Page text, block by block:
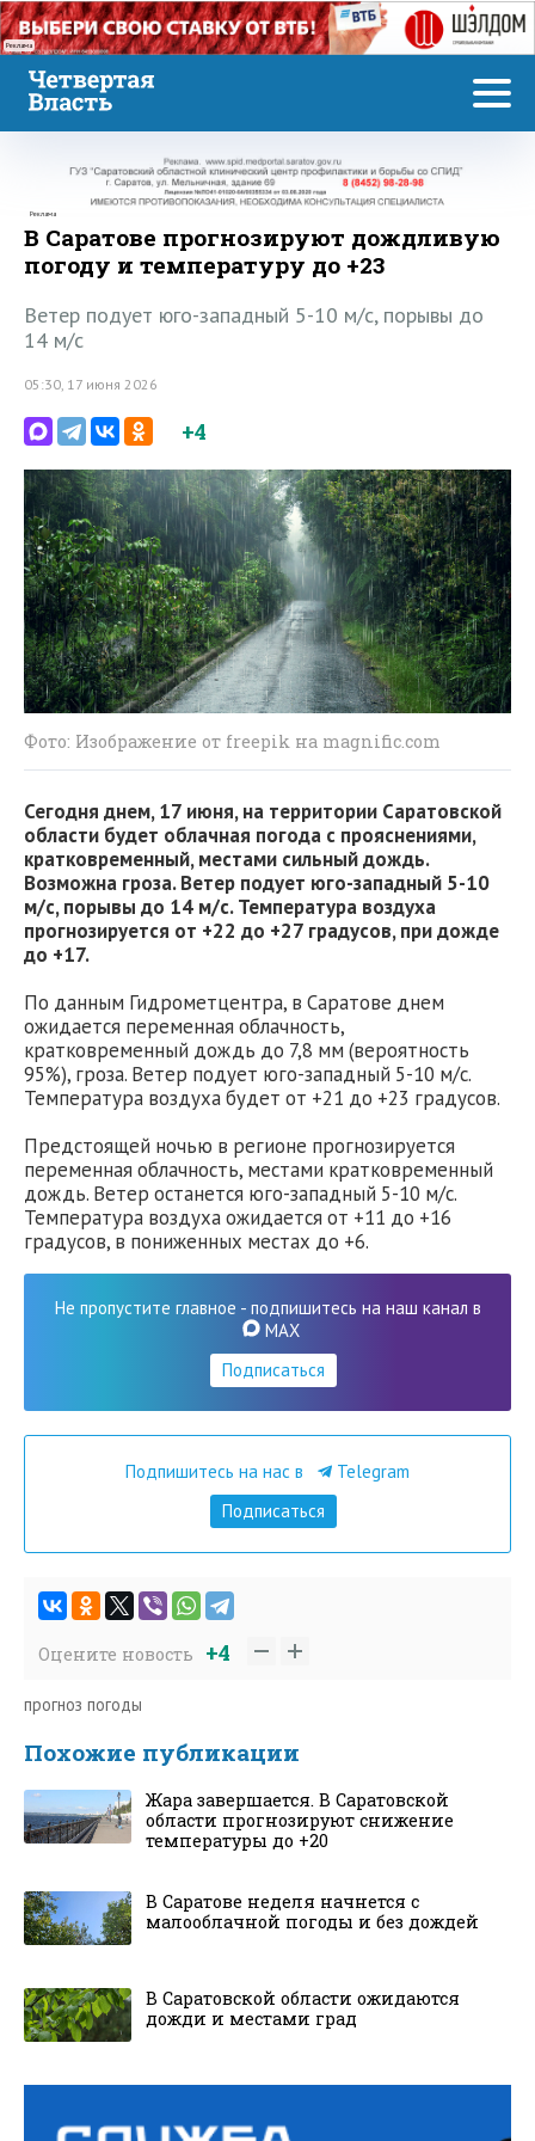
Реклама
Реклама
В Саратове прогнозируют дождливую
погоду и температуру до +23
Ветер подует юго-западный 5-10 м/с, порывы до
14 м/с
05:30, 17 июня 2026
+4
Фото: Изображение от freepik на magnific.com
Сегодня днем, 17 июня, на территории Саратовской
области будет облачная погода с прояснениями,
кратковременный, местами сильный дождь.
Возможна гроза. Ветер подует юго-западный 5-10
м/с, порывы до 14 м/с. Температура воздуха
прогнозируется от +22 до +27 градусов, при дожде
до +17.
По данным Гидрометцентра, в Саратове днем
ожидается переменная облачность,
кратковременный дождь до 7,8 мм (вероятность
95%), гроза. Ветер подует юго-западный 5-10 м/с.
Температура воздуха будет от +21 до +23 градусов.
Предстоящей ночью в регионе прогнозируется
переменная облачность, местами кратковременный
дождь. Ветер останется юго-западный 5-10 м/с.
Температура воздуха ожидается от +11 до +16
градусов, в пониженных местах до +6.
Не пропустите главное - подпишитесь на наш канал в
MAX
Подписаться
Подпишитесь на нас в
Telegram
Подписаться
Оцените новость +4
прогноз погоды
Похожие публикации
Жара завершается. В Саратовской
области прогнозируют снижение
температуры до +20
В Саратове неделя начнется с
малооблачной погоды и без дождей
В Саратовской области ожидаются
дожди и местами град